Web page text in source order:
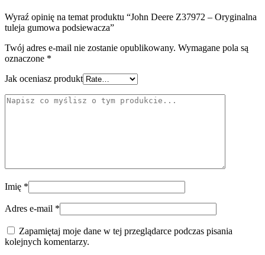
Wyraź opinię na temat produktu “John Deere Z37972 – Oryginalna
tuleja gumowa podsiewacza”
Twój adres e-mail nie zostanie opublikowany. Wymagane pola są
oznaczone *
Jak oceniasz produkt
Imię *
Adres e-mail *
Zapamiętaj moje dane w tej przeglądarce podczas pisania
kolejnych komentarzy.